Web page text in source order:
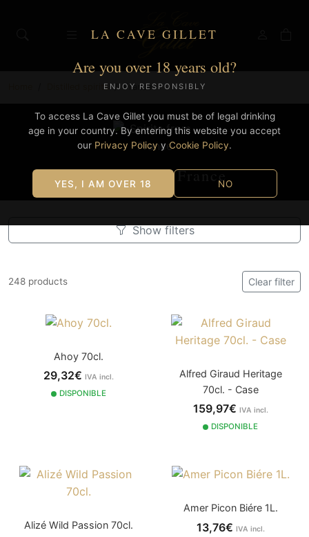
LA CAVE GILLET
Are you over 18 years old?
ENJOY RESPONSIBLY
To access La Cave Gillet you must be of legal drinking
age in your country. By entering this website you accept
our Privacy Policy y Cookie Policy.
YES, I AM OVER 18 NO
Distilled spirits France
Spirits from France
Show filters
248 products Clear filter
Ahoy 70cl.
29,32€ IVA incl.
DISPONIBLE
Alfred Giraud Heritage
70cl. - Case
159,97€ IVA incl.
DISPONIBLE
Alizé Wild Passion 70cl.
Amer Picon Biére 1L.
13,76€ IVA incl.